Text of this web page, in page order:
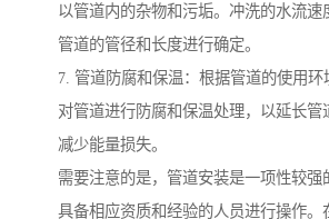
以管道内的杂物和污垢。冲洗的水流速
管道的管径和长度进行确定。
7. 管道防腐和保温：根据管道的使用
对管道进行防腐和保温处理，以延长管
减少能量损失。
需要注意的是，管道安装是一项性较强
具备相应资质和经验的人员进行操作。